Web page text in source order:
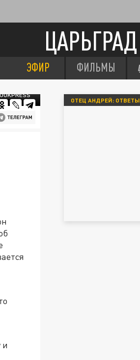
ЦАРЬГРАД
ЭФИР ФИЛЬМЫ
и
ОТЕЦ АНДРЕЙ: ОТВЕТЫ